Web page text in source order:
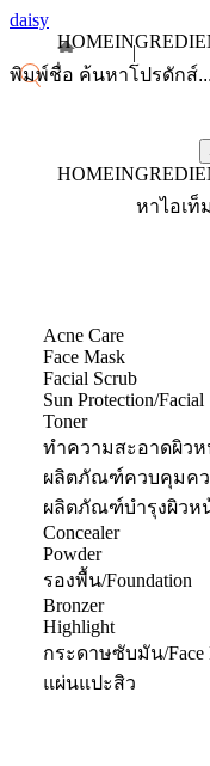
daisy
HOME
HOME
หาไอเท็
Acne Care
Face Mask
Facial Scrub
Sun Protection/Facial
Toner
ทำความสะอาดผิวหน้
ผลิตภัณฑ์ควบคุมค
ผลิตภัณฑ์บำรุงผิวห
Concealer
Powder
รองพื้น/Foundation
Bronzer
Highlight
กระดาษซับมัน/Face
แผ่นแปะสิว